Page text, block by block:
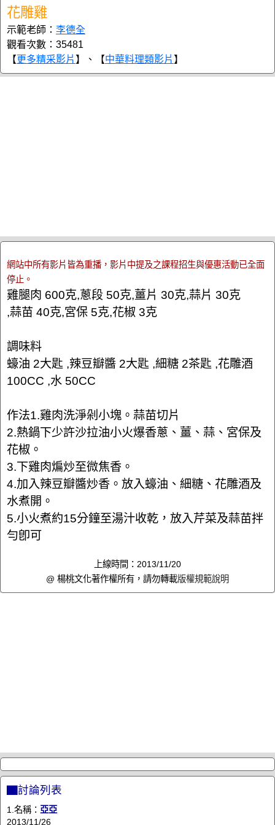
花雕雞
示範老師： 李德全
觀看次數：35481
【更多精采影片 】、【中華料理類影片 】
網站中所有影片皆為重播，影片中提及之課程招生與優惠活動已全面
停止。
雞腿肉 600克,蔥段 50克,薑片 30克,蒜片 30克
,蒜苗 40克,宮保 5克,花椒 3克
調味料
蠔油 2大匙 ,辣豆瓣醬 2大匙 ,細糖 2茶匙 ,花雕酒
100CC ,水 50CC
作法1.雞肉洗淨剁小塊。蒜苗切片
2.熱鍋下少許沙拉油小火爆香蔥、薑、蒜、宮保及
花椒。
3.下雞肉煸炒至微焦香。
4.加入辣豆瓣醬炒香。放入蠔油、細糖、花雕酒及
水煮開。
5.小火煮約15分鐘至湯汁收乾，放入芹菜及蒜苗拌
勻卽可
上線時間：2013/11/20
@ 楊桃文化著作權所有，請勿轉載版權規範說明
▇討論列表
1.名稱： 亞亞
2013/11/26